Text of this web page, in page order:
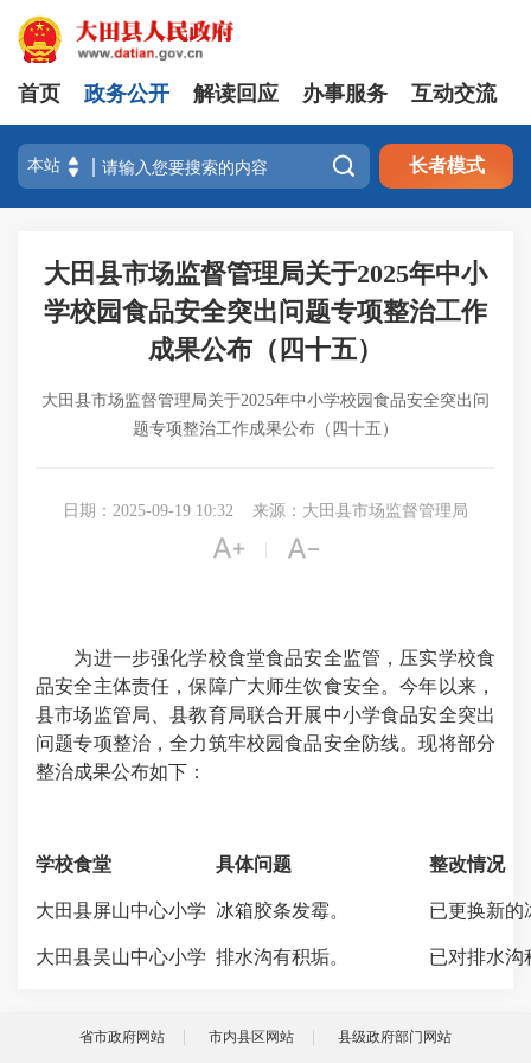
首页 政务公开 解读回应 办事服务 互动交流
 长者模式
大田县市场监督管理局关于2025年中小
学校园食品安全突出问题专项整治工作
成果公布（四十五）
大田县市场监督管理局关于2025年中小学校园食品安全突出问
题专项整治工作成果公布（四十五）
日期：2025-09-19 10:32 来源：大田县市场监督管理局
 
为进一步强化学校食堂食品安全监管，压实学校食
品安全主体责任，保障广大师生饮食安全。今年以来，
县市场监管局、县教育局联合开展中小学食品安全突出
问题专项整治，全力筑牢校园食品安全防线。现将部分
整治成果公布如下：
学校食堂 具体问题 整改情况
大田县屏山中心小学 冰箱胶条发霉。 已更换新的
大田县吴山中心小学 排水沟有积垢。 已对排水沟
省市政府网站 市内县区网站 县级政府部门网站